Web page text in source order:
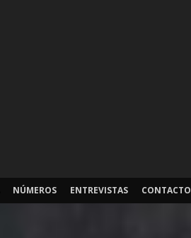
NÚMEROS ENTREVISTAS CONTACTO